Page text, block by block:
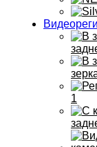
1